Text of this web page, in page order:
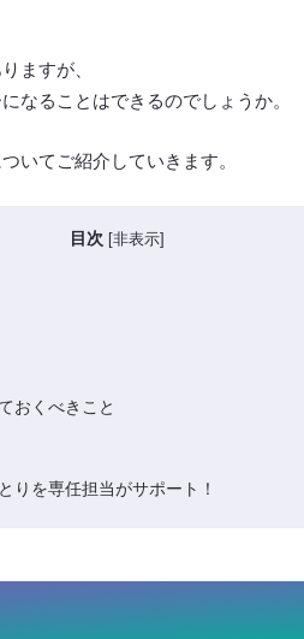
ますが、
なることはできるのでしょうか。
いてご紹介していきます。
目次 [非表示]
おくべきこと
りを専任担当がサポート！